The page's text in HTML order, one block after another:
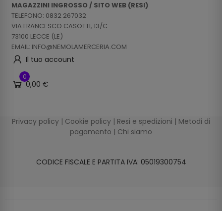
MAGAZZINI INGROSSO / SITO WEB (RESI)
TELEFONO: 0832 267032
VIA FRANCESCO CASOTTI, 13/C
73100 LECCE (LE)
EMAIL: INFO@NEMOLAMERCERIA.COM
Il tuo account
0
0,00 €
Privacy policy | Cookie policy | Resi e spedizioni | Metodi di
pagamento | Chi siamo
CODICE FISCALE E PARTITA IVA: 05019300754